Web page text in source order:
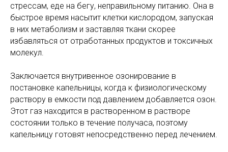
стрессам, еде на бегу, неправильному питанию. Она в
быстрое время насытит клетки кислородом, запуская
в них метаболизм и заставляя ткани скорее
избавляться от отработанных продуктов и токсичных
молекул.
Заключается внутривенное озонирование в
постановке капельницы, когда к физиологическому
раствору в емкости под давлением добавляется озон.
Этот газ находится в растворенном в растворе
состоянии только в течение получаса, поэтому
капельницу готовят непосредственно перед лечением.